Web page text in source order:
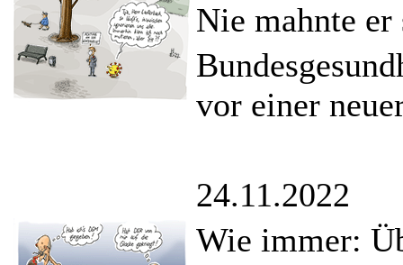
Nie mahnte er
vor einer
24.11.2022
Wie immer: